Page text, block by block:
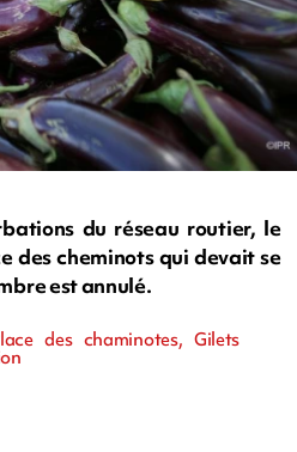
du réseau routier, le
des cheminots qui devait se
est annulé.
des chaminotes, Gilets